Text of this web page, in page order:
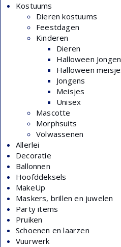
Kostuums
Dieren kostuums
Feestdagen
Kinderen
Dieren
Halloween
Halloween
Jongens
Meisjes
Unisex
Mascotte
Morphsuits
Volwassenen
Allerlei
Decoratie
Ballonnen
Hoofddeksels
MakeUp
Maskers, brillen en juwelen
Party items
Pruiken
Schoenen en laarzen
Vuurwerk